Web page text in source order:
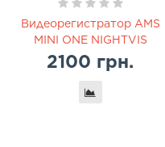
Видеорегистратор AMS
MINI ONE NIGHTVIS
2100 грн.